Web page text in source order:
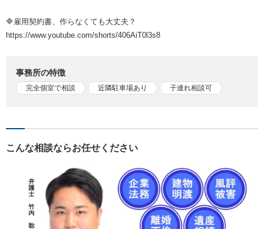
🔷雇用契約書、作らなくても大丈夫？
https://www.youtube.com/shorts/406AiT0l3s8
事務所の特徴
完全個室で相談 近隣駐車場あり 子連れ相談可
こんな相談ならお任せください